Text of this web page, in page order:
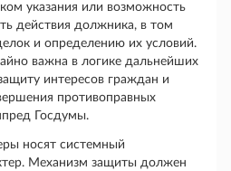
указания или возможность
действия должника, в том
и определению их условий.
важна в логике дальнейших
интересов граждан и
противоправных
Госдумы.
носят системный
Механизм защиты должен